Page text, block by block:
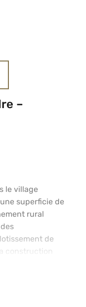
–
le village
le village
superficie de
rural
de
construction
de belles
: permis
soumise à